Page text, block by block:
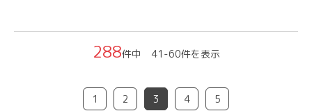
288件中 41-60件を表示
1 2 3 4 5